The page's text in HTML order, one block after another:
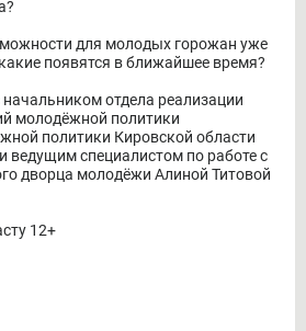
для молодых горожан уже
появятся в ближайшее время?
отдела реализации
молодёжной политики
политики Кировской области
ведущим специалистом по работе с
дворца молодёжи Алиной Титовой
12+